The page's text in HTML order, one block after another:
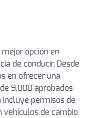
mejor opción en
de conducir. Desde
en ofrecer una
9,000 aprobados
permisos de
vehículos de cambio